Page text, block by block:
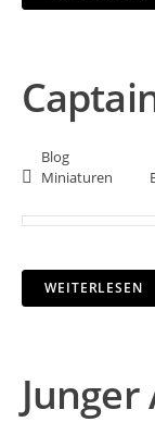
Blog
Miniaturen
WEITERLESEN
Junger